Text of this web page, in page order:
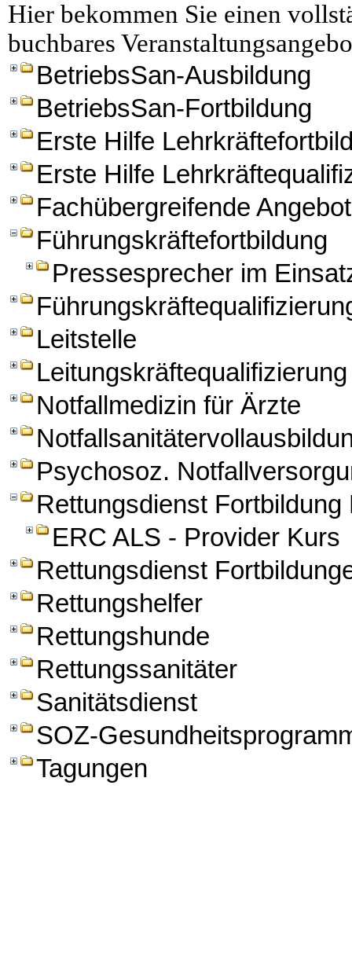
Hier bekommen Sie einen
buchbares
BetriebsSan-Ausbildung
BetriebsSan-Fortbildung
Erste Hilfe
Erste Hilfe
Fachübergreifende
Führungskräftefortbildung
Pressesprecher im
Leitstelle
Leitungskräftequalifizierung
Notfallmedizin für Ärzte
Psychosoz.
Rettungsdienst Fortbildung
ERC ALS - Provider Kurs
Rettungsdienst
Rettungshelfer
Rettungshunde
Rettungssanitäter
Sanitätsdienst
SOZ-
Tagungen